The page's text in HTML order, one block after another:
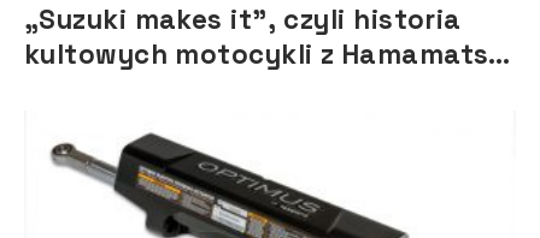
„Suzuki makes it”, czyli historia
kultowych motocykli z Hamamatsu